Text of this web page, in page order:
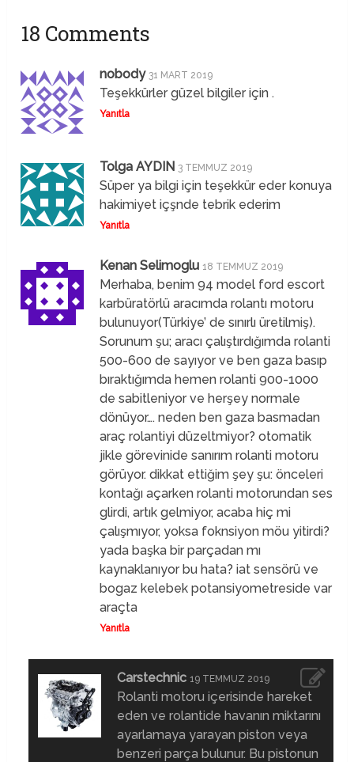
18 Comments
nobody 31 MART 2019
Teşekkürler güzel bilgiler için .
Yanıtla
Tolga AYDIN 3 TEMMUZ 2019
Süper ya bilgi için teşekkür eder konuya
hakimiyet içşnde tebrik ederim
Yanıtla
Kenan Selimoglu 18 TEMMUZ 2019
Merhaba, benim 94 model ford escort
karbüratörlü aracımda rolantı motoru
bulunuyor(Türkiye’ de sınırlı üretilmiş).
Sorunum şu; aracı çalıştırdığımda rolanti
500-600 de sayıyor ve ben gaza basıp
bıraktığımda hemen rolanti 900-1000
de sabitleniyor ve herşey normale
dönüyor…. neden ben gaza basmadan
araç rolantiyi düzeltmiyor? otomatik
jikle görevinide sanırım rolanti motoru
görüyor. dikkat ettiğim şey şu: önceleri
kontağı açarken rolanti motorundan ses
glirdi, artık gelmiyor, acaba hiç mi
çalışmıyor, yoksa foknsiyon möu yitirdi?
yada başka bir parçadan mı
kaynaklanıyor bu hata? iat sensörü ve
bogaz kelebek potansiyometreside var
araçta
Yanıtla
Carstechnic 19 TEMMUZ 2019
Rolanti motoru içerisinde hareket
eden ve rolantide havanın miktarını
ayarlamaya yarayan piston veya
benzeri parça bulunur. Bu pistonun